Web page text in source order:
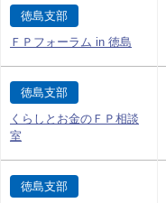
徳島支部
ＦＰフォーラム in 徳島
徳島支部
くらしとお金のＦＰ相談
室
徳島支部